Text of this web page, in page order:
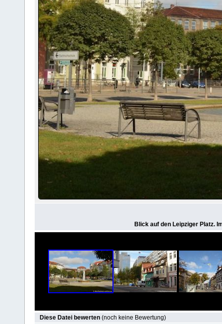
Blick auf den Leipziger Platz.
Diese Datei bewerten (noch keine Bewertung)